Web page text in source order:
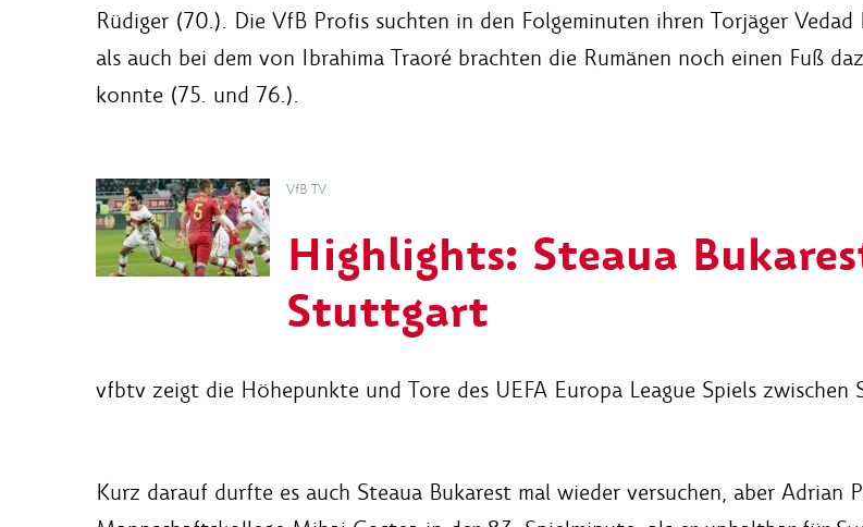
Rüdiger (70.). Die VfB Profis suchten in den Folgeminuten ihren Torjäger
als auch bei dem von Ibrahima Traoré brachten die Rumänen noch einen Fuß
konnte (75. und 76.).
VfB TV
Highlights: Steaua
Stuttgart
vfbtv zeigt die Höhepunkte und Tore des UEFA Europa League Spiels
Kurz darauf durfte es auch Steaua Bukarest mal wieder versuchen, aber Adrian